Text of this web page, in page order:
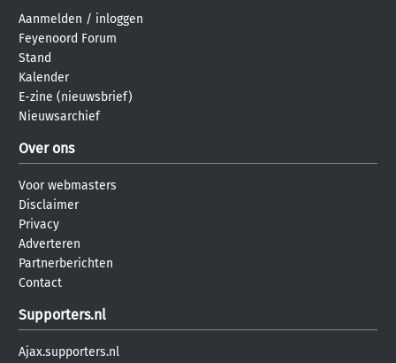
Aanmelden / inloggen
Feyenoord Forum
Stand
Kalender
E-zine (nieuwsbrief)
Nieuwsarchief
Over ons
Voor webmasters
Disclaimer
Privacy
Adverteren
Partnerberichten
Contact
Supporters.nl
Ajax.supporters.nl